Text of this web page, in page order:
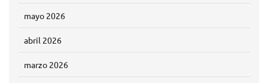
mayo 2026
abril 2026
marzo 2026